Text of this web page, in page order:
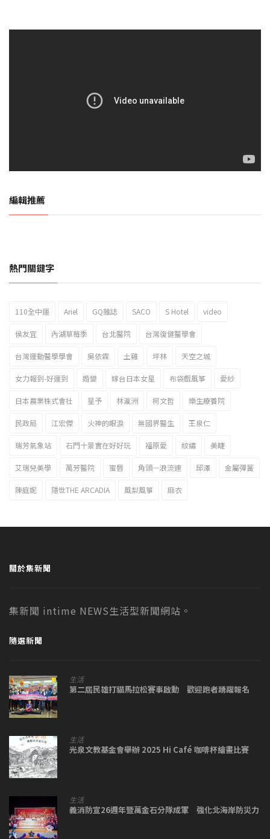
編輯推薦
2023新北市北海岸國際風箏節「風在石起」霸氣回歸
熱門關鍵字
110全中運 Ariel GQ雜誌 SACO S Hotel video
侯友宜 內湖草莓季 台北醫院 台灣復健醫學會
台灣運動醫學學會 吳依霖 土雞 坪林 天空之城
女力報到-好運到 婚變 嫁台日本女星 布袋戲風箏 愛紗
日本農業株式會社 星予 林瀛洲 柯文哲 樂生療養院
民政局 江宏傑 火神的眼淚 無國界醫生 王泉仁
瑞芳氣象站 石門十景實在好好玩 福原愛 紋繡 美睫
艾瑞兒美學 萬芳醫院 蜜唇 角頭－浪流連 邱澤 金屬彈簧
陳庭妮 隱世THE ARCADIA 風梨風箏 麻衣
關於集新聞
集新聞 intime NEWS生活型新聞網站。
隨選新聞
生活
第二屆民雄打貓馬拉松賽事啟動 歡迎跑者踴躍報名
生活
光泉文教基金會舉辦 2025 Hi Café 咖啡杯繪畫比賽
生活
義消防宣26週年暨萬金石分隊成軍 強化北海岸防災力